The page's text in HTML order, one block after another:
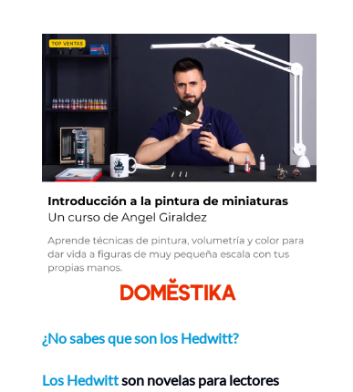
¿No sabes que son los Hedwitt?
Los Hedwittson novelas para lectores